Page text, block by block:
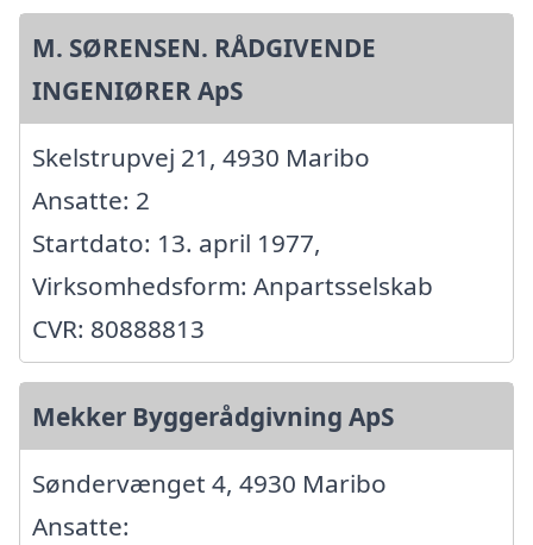
M. SØRENSEN. RÅDGIVENDE
INGENIØRER ApS
Skelstrupvej 21, 4930 Maribo
Ansatte: 2
Startdato: 13. april 1977,
Virksomhedsform: Anpartsselskab
CVR: 80888813
Mekker Byggerådgivning ApS
Søndervænget 4, 4930 Maribo
Ansatte: